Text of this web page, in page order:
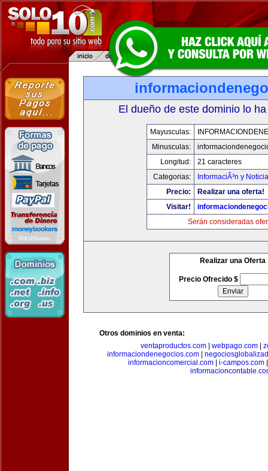
El dueño de este dominio lo
Mayusculas:
Minusculas:
Longitud:
21 caracteres
Categorias:
InformaciÃ³n y
Precio:
Realizar una oferta!
Visitar!
Serán consideradas
Realizar una Oferta
Precio Ofrecido $
Otros dominios en venta:
ventaproductos.com
webpago.com
informaciondenegocios.com|
informacioncomercial.com| i-campos.com